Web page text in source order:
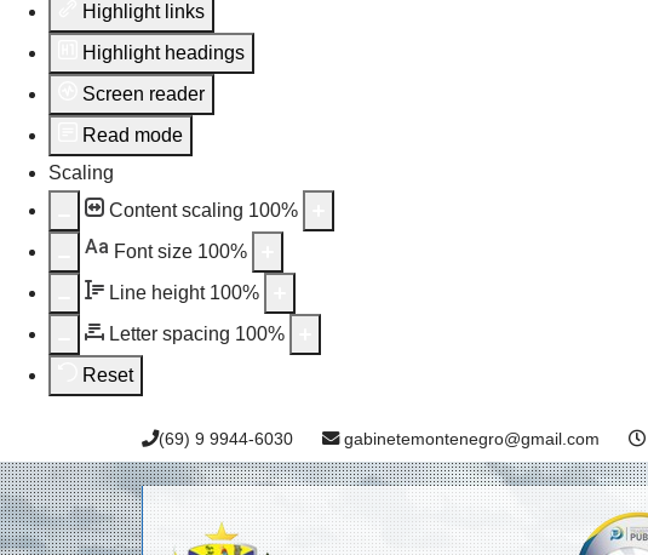
Highlight links
Highlight headings
Screen reader
Read mode
Scaling
Content scaling 100%
Aa Font size 100%
Line height 100%
Letter spacing 100%
Reset
(69) 9 9944-6030 gabinetemontenegro@gmail.com